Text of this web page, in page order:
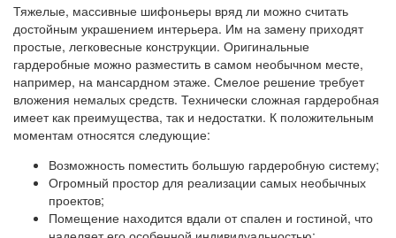
Тяжелые, массивные шифоньеры вряд ли можно считать
достойным украшением интерьера. Им на замену приходят
простые, легковесные конструкции. Оригинальные
гардеробные можно разместить в самом необычном месте,
например, на мансардном этаже. Смелое решение требует
вложения немалых средств. Технически сложная гардеробная
имеет как преимущества, так и недостатки. К положительным
моментам относятся следующие:
Возможность поместить большую гардеробную систему;
Огромный простор для реализации самых необычных
проектов;
Помещение находится вдали от спален и гостиной, что